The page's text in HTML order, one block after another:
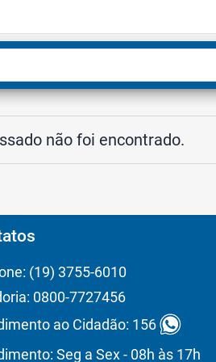
não foi encontrado.
(19) 3755-6010
0800-7727456
ao Cidadão: 156
Seg a Sex - 08h às 17h